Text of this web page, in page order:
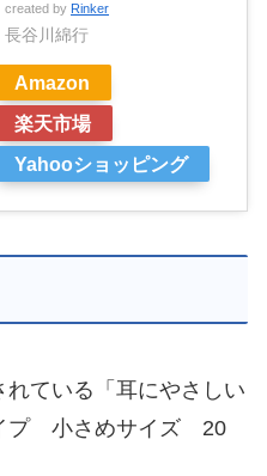
created by Rinker
長谷川綿行
Amazon
楽天市場
Yahooショッピング
ている「耳にやさしい
プ 小さめサイズ 20